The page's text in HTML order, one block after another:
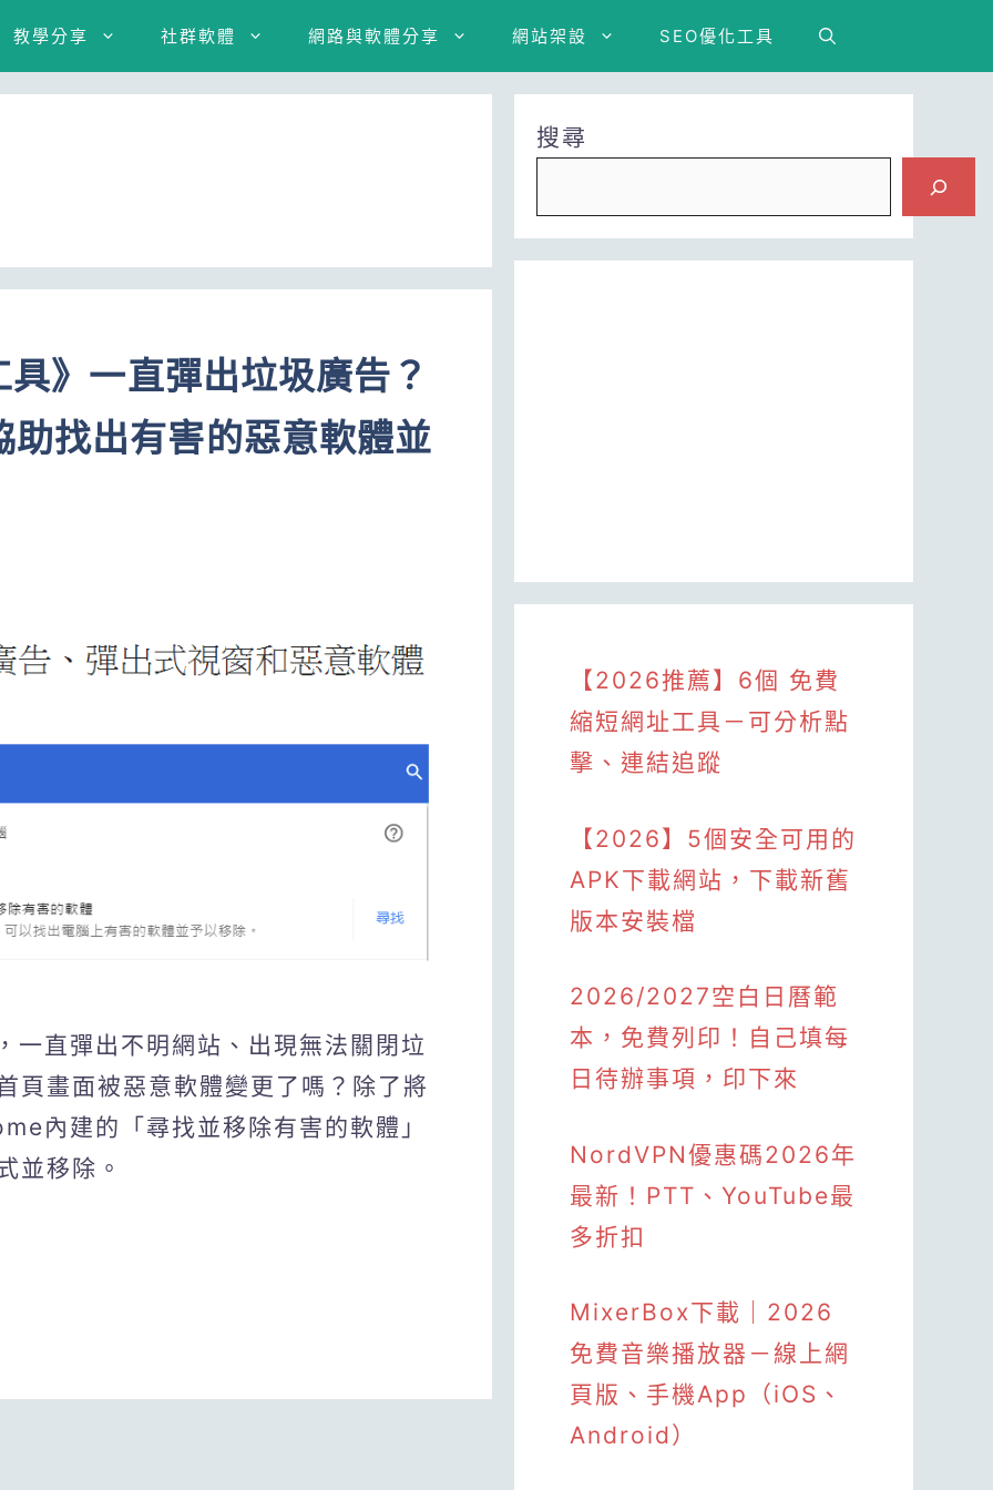
教學分享 社群軟體 網路與軟體分享 網站架設 SEO優化工具
》一直彈出垃圾廣告？
找出有害的惡意軟體並
直彈出不明網站、出現無法關閉垃
頁畫面被惡意軟體變更了嗎？除了將
內建的「尋找並移除有害的軟體」
並移除。
搜尋
【2026推薦】6個 免費
縮短網址工具－可分析點
擊、連結追蹤
【2026】5個安全可用的
APK下載網站，下載新舊
版本安裝檔
2026/2027空白日曆範
本，免費列印！自己填每
日待辦事項，印下來
NordVPN優惠碼2026年
最新！PTT、YouTube最
多折扣
MixerBox下載｜2026
免費音樂播放器－線上網
頁版、手機App（iOS、
Android）